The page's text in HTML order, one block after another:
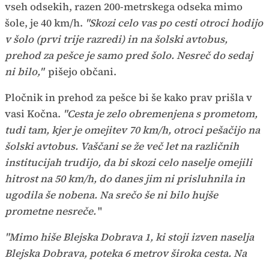
vseh odsekih, razen 200-metrskega odseka mimo
šole, je 40 km/h. "Skozi celo vas po cesti otroci hodijo
v šolo (prvi trije razredi) in na šolski avtobus,
prehod za pešce je samo pred šolo. Nesreč do sedaj
ni bilo," pišejo občani.
Pločnik in prehod za pešce bi še kako prav prišla v
vasi Kočna. "Cesta je zelo obremenjena s prometom,
tudi tam, kjer je omejitev 70 km/h, otroci pešačijo na
šolski avtobus. Vaščani se že več let na različnih
institucijah trudijo, da bi skozi celo naselje omejili
hitrost na 50 km/h, do danes jim ni prisluhnila in
ugodila še nobena. Na srečo še ni bilo hujše
prometne nesreče."
"Mimo hiše Blejska Dobrava 1, ki stoji izven naselja
Blejska Dobrava, poteka 6 metrov široka cesta. Na